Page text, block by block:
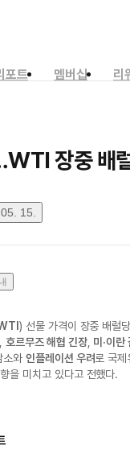
포트 멤버십
리
장중 배
15.
) 선물 가격이 장중 배럴
호르무즈 해협 긴장, 미·이란
소와인플레이션 우려로 국
을 미치고 있다고 전했다.